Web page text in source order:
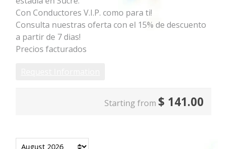
Con Conductores V.I.P. como para ti!
Consulta nuestras oferta con el 15% de descuento
a partir de 7 dias!
Precios facturados
Starting from $ 141.00